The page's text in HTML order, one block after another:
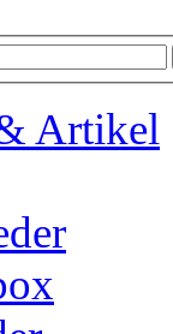
Artikel